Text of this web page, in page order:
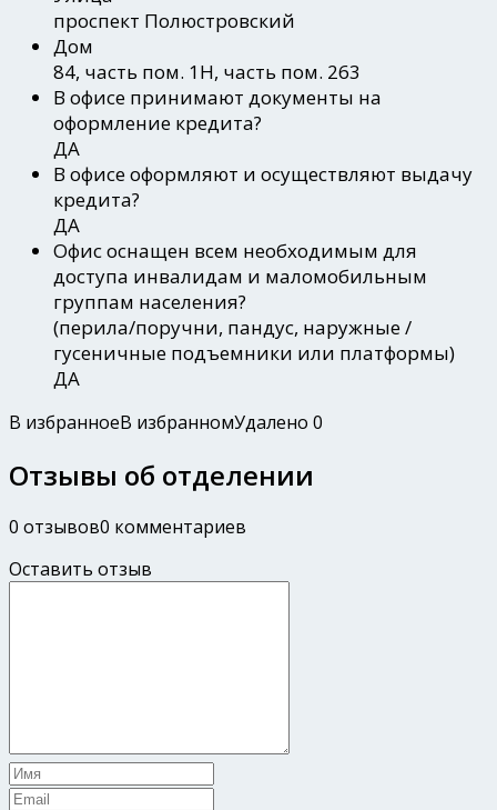
проспект Полюстровский
Дом
84, часть пом. 1Н, часть пом. 263
В офисе принимают документы на
оформление кредита?
ДА
В офисе оформляют и осуществляют выдачу
кредита?
ДА
Офис оснащен всем необходимым для
доступа инвалидам и маломобильным
группам населения?
(перила/поручни, пандус, наружные /
гусеничные подъемники или платформы)
ДА
В избранноеВ избранномУдалено 0
Отзывы об отделении
0 отзывов0 комментариев
Оставить отзыв